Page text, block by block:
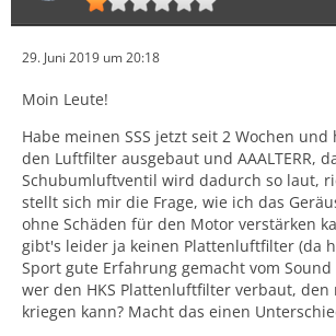
29. Juni 2019 um 20:18
Moin Leute!
Habe meinen SSS jetzt seit 2 Wochen
den Luftfilter ausgebaut und AAALTERR,
Schubumluftventil wird dadurch so laut,
stellt sich mir die Frage, wie ich das
ohne Schäden für den Motor verstärken
gibt's leider ja keinen Plattenluftfilter (da
Sport gute Erfahrung gemacht vom Sound
wer den HKS Plattenluftfilter verbaut, den
kriegen kann? Macht das einen